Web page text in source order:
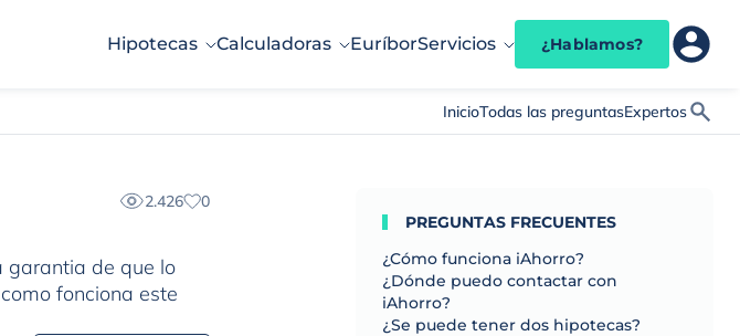
Hipotecas Calculadoras EuríborServicios ¿Hablamos?
InicioTodas las preguntasExpertos
2.426 0
garantia de que lo
fonciona este
PREGUNTAS FRECUENTES
¿Cómo funciona iAhorro?
¿Dónde puedo contactar con
iAhorro?
¿Se puede tener dos hipotecas?